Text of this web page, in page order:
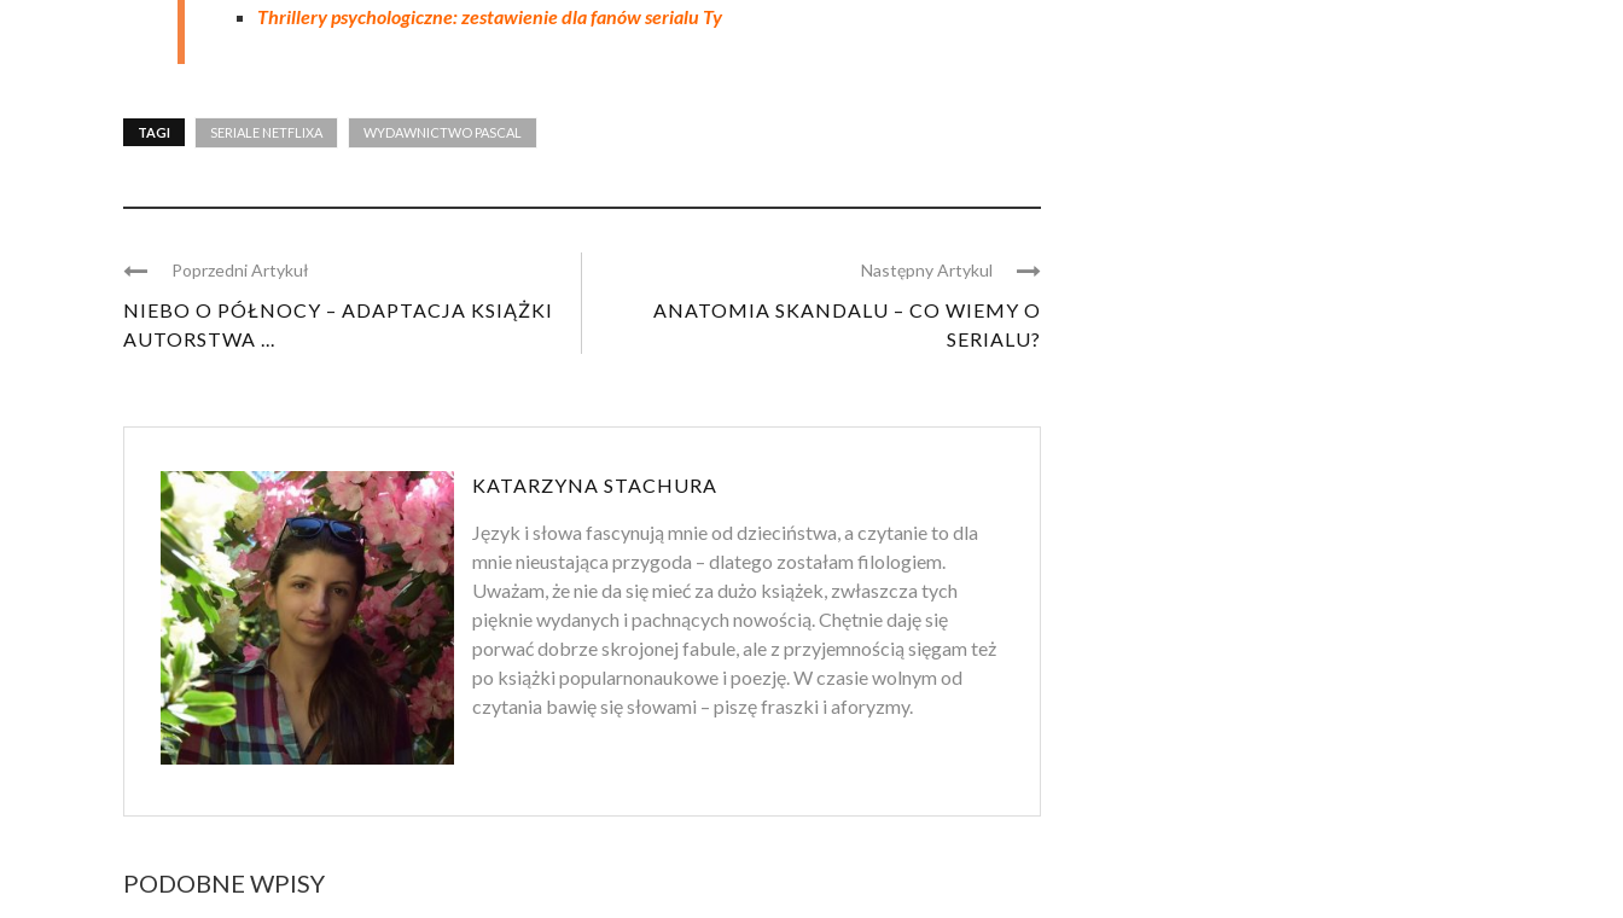
Thrillery psychologiczne: zestawienie dla fanów serialu Ty
TAGI SERIALE NETFLIXA WYDAWNICTWO PASCAL
Poprzedni Artykuł
NIEBO O PÓŁNOCY – ADAPTACJA KSIĄŻKI
AUTORSTWA ...
Następny Artykul
ANATOMIA SKANDALU – CO WIEMY O
SERIALU?
KATARZYNA STACHURA
Język i słowa fascynują mnie od dzieciństwa, a czytanie to dla
mnie nieustająca przygoda – dlatego zostałam filologiem.
Uważam, że nie da się mieć za dużo książek, zwłaszcza tych
pięknie wydanych i pachnących nowością. Chętnie daję się
porwać dobrze skrojonej fabule, ale z przyjemnością sięgam też
po książki popularnonaukowe i poezję. W czasie wolnym od
czytania bawię się słowami – piszę fraszki i aforyzmy.
PODOBNE WPISY